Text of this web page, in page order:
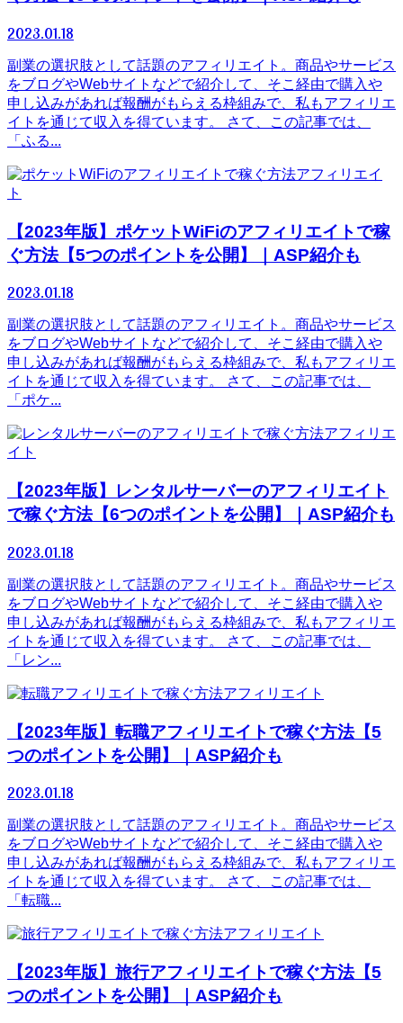
2023.01.18
副業の選択肢として話題のアフィリエイト。商品やサービス
をブログやWebサイトなどで紹介して、そこ経由で購入や
申し込みがあれば報酬がもらえる枠組みで、私もアフィリエ
イトを通じて収入を得ています。 さて、この記事では、
「ふる...
アフィリエイ
ト
【2023年版】ポケットWiFiのアフィリエイトで稼
ぐ方法【5つのポイントを公開】｜ASP紹介も
2023.01.18
副業の選択肢として話題のアフィリエイト。商品やサービス
をブログやWebサイトなどで紹介して、そこ経由で購入や
申し込みがあれば報酬がもらえる枠組みで、私もアフィリエ
イトを通じて収入を得ています。 さて、この記事では、
「ポケ...
アフィリエ
イト
【2023年版】レンタルサーバーのアフィリエイト
で稼ぐ方法【6つのポイントを公開】｜ASP紹介も
2023.01.18
副業の選択肢として話題のアフィリエイト。商品やサービス
をブログやWebサイトなどで紹介して、そこ経由で購入や
申し込みがあれば報酬がもらえる枠組みで、私もアフィリエ
イトを通じて収入を得ています。 さて、この記事では、
「レン...
アフィリエイト
【2023年版】転職アフィリエイトで稼ぐ方法【5
つのポイントを公開】｜ASP紹介も
2023.01.18
副業の選択肢として話題のアフィリエイト。商品やサービス
をブログやWebサイトなどで紹介して、そこ経由で購入や
申し込みがあれば報酬がもらえる枠組みで、私もアフィリエ
イトを通じて収入を得ています。 さて、この記事では、
「転職...
アフィリエイト
【2023年版】旅行アフィリエイトで稼ぐ方法【5
つのポイントを公開】｜ASP紹介も